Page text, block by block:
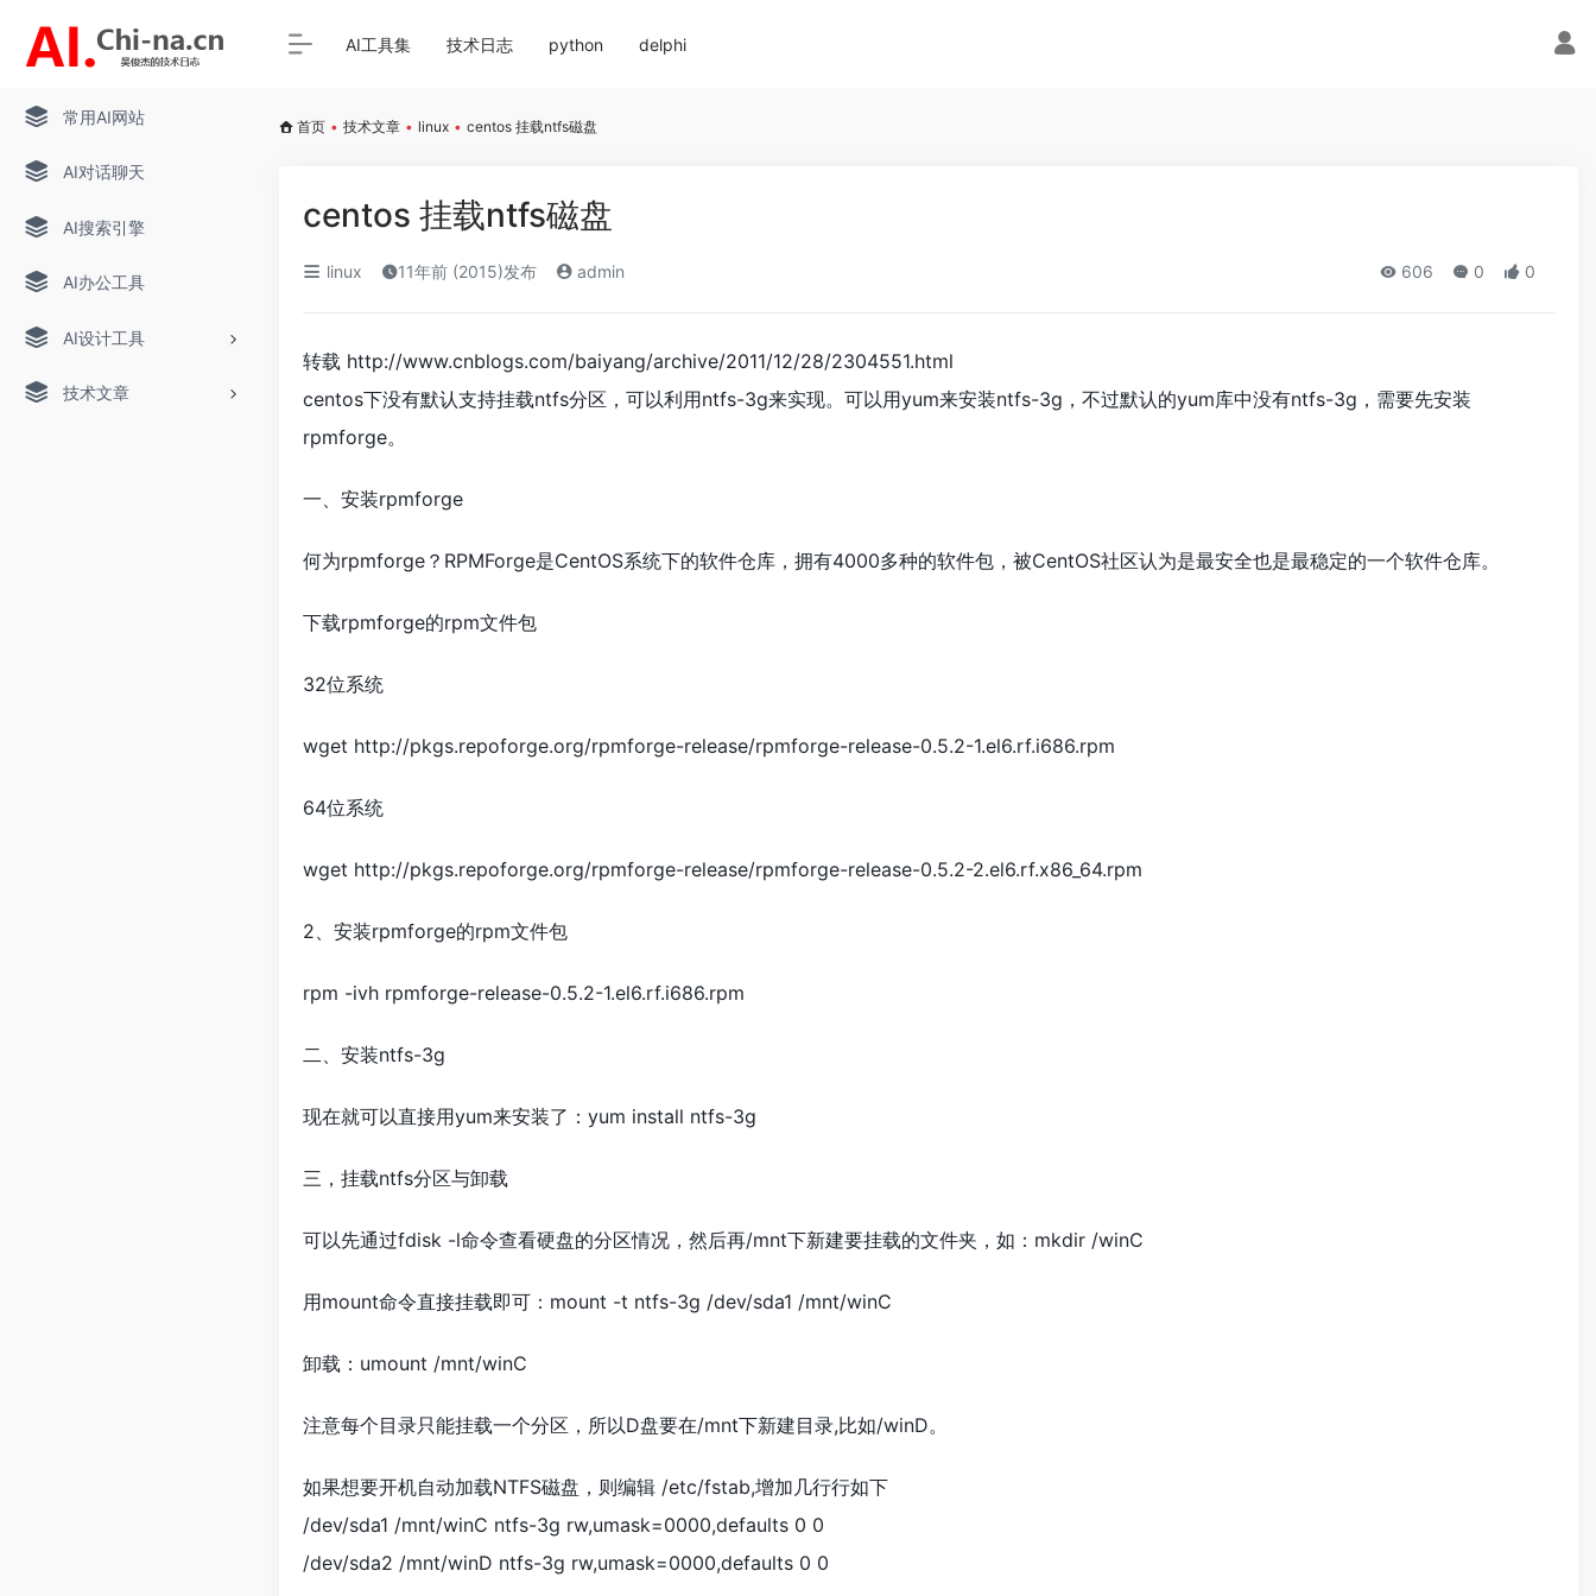
常用AI网站
AI对话聊天
AI搜索引擎
AI办公工具
AI设计工具
技术文章
AI工具集 技术日志 python delphi
首页 • 技术文章 • linux • centos 挂载ntfs磁盘
centos 挂载ntfs磁盘
linux 11年前 (2015)发布 admin 606 0 0
转载 http://www.cnblogs.com/baiyang/archive/2011/12/28/2304551.html
centos下没有默认支持挂载ntfs分区，可以利用ntfs-3g来实现。可以用yum来安装ntfs-3g，不过默认的yum库中没有ntfs-3g，需要先安装
rpmforge。
一、安装rpmforge
何为rpmforge？RPMForge是CentOS系统下的软件仓库，拥有4000多种的软件包，被CentOS社区认为是最安全也是最稳定的一个软件仓库。
下载rpmforge的rpm文件包
32位系统
wget http://pkgs.repoforge.org/rpmforge-release/rpmforge-release-0.5.2-1.el6.rf.i686.rpm
64位系统
wget http://pkgs.repoforge.org/rpmforge-release/rpmforge-release-0.5.2-2.el6.rf.x86_64.rpm
2、安装rpmforge的rpm文件包
rpm -ivh rpmforge-release-0.5.2-1.el6.rf.i686.rpm
二、安装ntfs-3g
现在就可以直接用yum来安装了：yum install ntfs-3g
三，挂载ntfs分区与卸载
可以先通过fdisk -l命令查看硬盘的分区情况，然后再/mnt下新建要挂载的文件夹，如：mkdir /winC
用mount命令直接挂载即可：mount -t ntfs-3g /dev/sda1 /mnt/winC
卸载：umount /mnt/winC
注意每个目录只能挂载一个分区，所以D盘要在/mnt下新建目录,比如/winD。
如果想要开机自动加载NTFS磁盘，则编辑 /etc/fstab,增加几行行如下
/dev/sda1 /mnt/winC ntfs-3g rw,umask=0000,defaults 0 0
/dev/sda2 /mnt/winD ntfs-3g rw,umask=0000,defaults 0 0